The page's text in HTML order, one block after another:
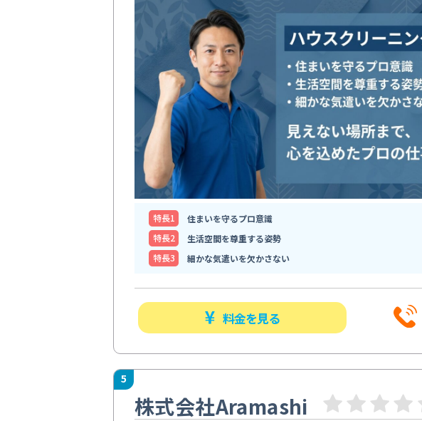
特⻑1
住まいを守るプロ意識
特⻑2
生活空間を尊重する姿勢
特⻑3
細かな気遣いを欠かさない
料金を見る
5
株式会社Aramashi